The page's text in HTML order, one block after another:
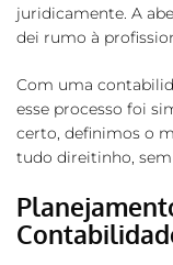
juridicamente. A
dei rumo à
Com uma
esse processo foi
certo, definimos o
tudo direitinho, sem